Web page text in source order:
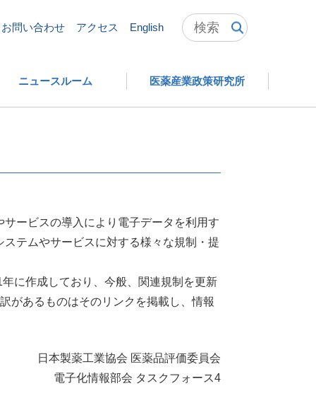
お問い合わせ アクセス English
ニュースルーム 医薬産業政策研究所
ービスの導入により電子データを利用す
テムやサービスに対する様々な規制・提
に作成しており、今般、関連規制を更新
があるものはそのリンクを掲載し、情報
日本製薬工業協会 医薬品評価委員会
電子化情報部会 タスクフォース4